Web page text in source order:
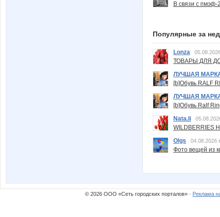
В связи с пмэф-
Популярные за
Lonza
ТОВАРЫ ДЛЯ
ЛУЧШАЯ
[b]Обувь RALF
ЛУЧШАЯ
[b]Обувь Ralf
Nata.li
Olgs
04.08.2026
Фото вещей из
© 2026 ООО «Сеть городских порталов» · Реклама